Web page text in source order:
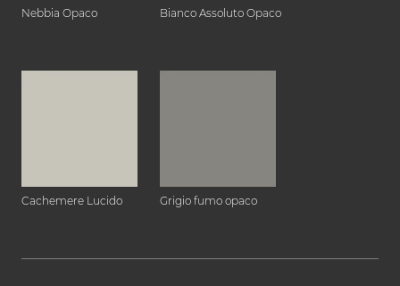
Nebbia Opaco Bianco Assoluto Opaco
Cachemere Lucido Grigio fumo opaco